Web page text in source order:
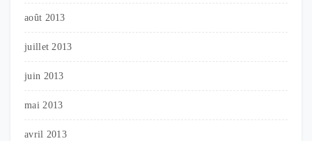
août 2013
juillet 2013
juin 2013
mai 2013
avril 2013